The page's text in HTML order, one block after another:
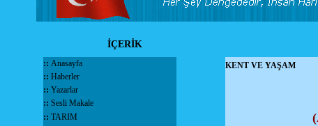
İÇERİK
:: Anasayfa
:: Haberler
:: Yazarlar
:: Sesli Makale
:: TARIM
KENT VE YAŞAM